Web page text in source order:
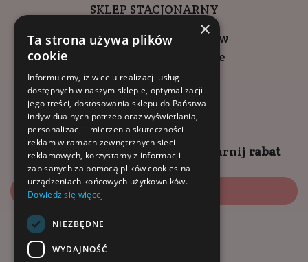
SKLEP STACJONARNY
ul. Wadowicka 6, Kraków
Kompleks Buma Square
godziny otwarcia:
9:00 - 18:00 (pon-pt)
10:00 - 14:00 (sob)
Zapisz się naNEWSLETTER zgarnij rabat
Zapisz się
×
Ta strona używa plików
cookie
Informujemy, iż w celu realizacji usług
dostępnych w naszym sklepie, optymalizacji
jego treści, dostosowania sklepu do Państwa
indywidualnych potrzeb oraz wyświetlania,
personalizacji i mierzenia skuteczności
reklam w ramach zewnętrznych sieci
reklamowych, korzystamy z informacji
zapisanych za pomocą plików cookies na
urządzeniach końcowych użytkowników.
Dowiedz się więcej
NIEZBĘDNE
WYDAJNOŚĆ